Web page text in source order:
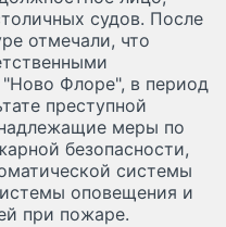
судов. После
отмечали, что
Флоре", в период
преступной
меры по
безопасности,
системы
оповещения и
при пожаре.